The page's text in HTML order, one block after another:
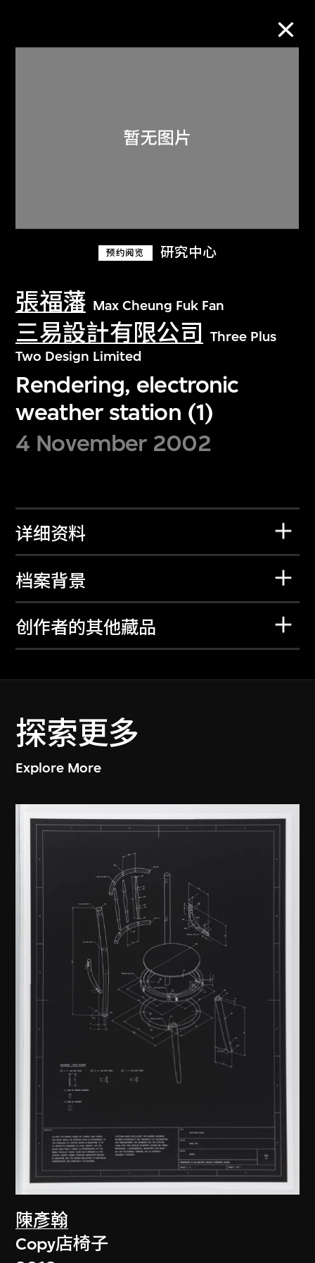
预约阅览 研究中心
張福藩 Max Cheung Fuk Fan
三易設計有限公司
Three Plus
Two Design Limited
Rendering, electronic
weather station (1)
4 November 2002
详细资料
档案背景
创作者的其他藏品
探索更多
Explore More
陳彥翰
Copy店椅子
关于M+藏品
探索世界顶级的二十及二十一世纪视觉
文化藏品。